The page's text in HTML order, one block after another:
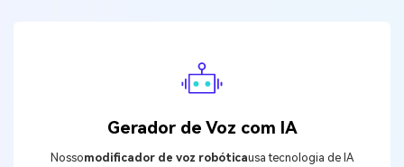
Gerador de Voz com IA
Nossomodificador de voz robóticausa tecnologia de IA